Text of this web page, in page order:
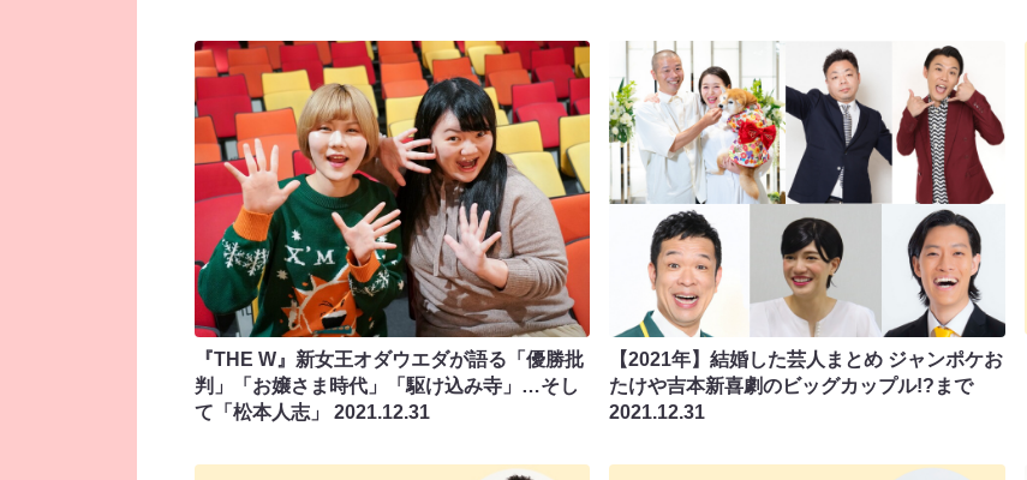
『THE W』新女王オダウエダが語る「優勝批
判」「お嬢さま時代」「駆け込み寺」…そし
て「松本人志」 2021.12.31
【2021年】結婚した芸人まとめ ジャンポケお
たけや吉本新喜劇のビッグカップル!?まで
2021.12.31